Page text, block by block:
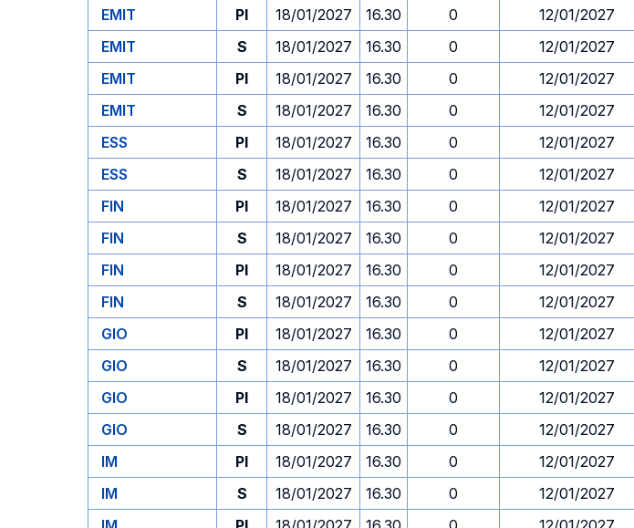
EMIT
PI 18/01/2027 16.30 0
12/01/2027
EMIT
S 18/01/2027 16.30 0
12/01/2027
EMIT
PI 18/01/2027 16.30 0
12/01/2027
EMIT
S 18/01/2027 16.30 0
12/01/2027
ESS
PI 18/01/2027 16.30 0
12/01/2027
ESS
S 18/01/2027 16.30 0
12/01/2027
FIN
PI 18/01/2027 16.30 0
12/01/2027
FIN
S 18/01/2027 16.30 0
12/01/2027
FIN
PI 18/01/2027 16.30 0
12/01/2027
FIN
S 18/01/2027 16.30 0
12/01/2027
GIO
PI 18/01/2027 16.30 0
12/01/2027
GIO
S 18/01/2027 16.30 0
12/01/2027
GIO
PI 18/01/2027 16.30 0
12/01/2027
GIO
S 18/01/2027 16.30 0
12/01/2027
IM
PI 18/01/2027 16.30 0
12/01/2027
IM
S 18/01/2027 16.30 0
12/01/2027